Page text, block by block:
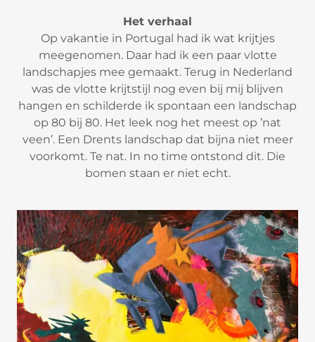
Het verhaal
Op vakantie in Portugal had ik wat krijtjes
meegenomen. Daar had ik een paar vlotte
landschapjes mee gemaakt. Terug in Nederland
was de vlotte krijtstijl nog even bij mij blijven
hangen en schilderde ik spontaan een landschap
op 80 bij 80. Het leek nog het meest op ’nat
veen’. Een Drents landschap dat bijna niet meer
voorkomt. Te nat. In no time ontstond dit. Die
bomen staan er niet echt.